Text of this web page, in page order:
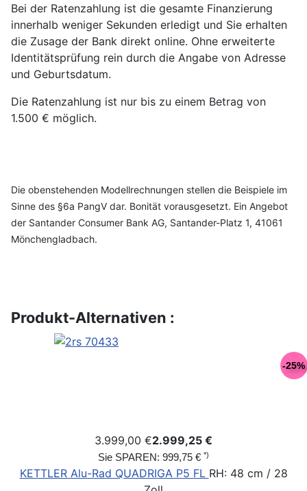
Bei der Ratenzahlung ist die gesamte Finanzierung
innerhalb weniger Sekunden erledigt und Sie erhalten
die Zusage der Bank direkt online. Ohne erweiterte
Identitätsprüfung rein durch die Angabe von Adresse
und Geburtsdatum.
Die Ratenzahlung ist nur bis zu einem Betrag von
1.500 € möglich.
Die obenstehenden Modellrechnungen stellen die Beispiele im
Sinne des §6a PangV dar. Bonität vorausgesetzt. Ein Angebot
der Santander Consumer Bank AG, Santander-Platz 1, 41061
Mönchengladbach.
Produkt-Alternativen :
-25%
3.999,00 €2.999,25 €
Sie SPAREN: 999,75 € *)
KETTLER Alu-Rad QUADRIGA P5 FL RH: 48 cm / 28